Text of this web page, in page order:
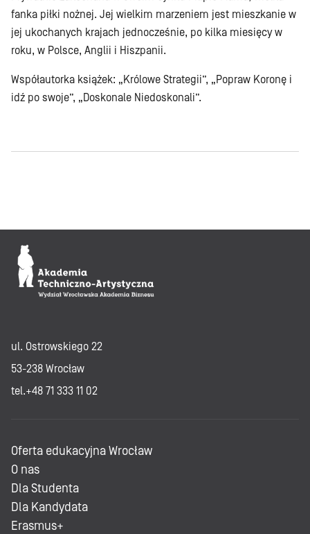
fanka piłki nożnej. Jej wielkim marzeniem jest mieszkanie w
jej ukochanych krajach jednocześnie, po kilka miesięcy w
roku, w Polsce, Anglii i Hiszpanii.
Współautorka książek: „Królowe Strategii”, „Popraw Koronę i
idź po swoje”, „Doskonale Niedoskonali”.
ul. Ostrowskiego 22
53-238 Wrocław
tel.+48 71 333 11 02
Oferta edukacyjna Wrocław
O nas
Dla Studenta
Dla Kandydata
Erasmus+